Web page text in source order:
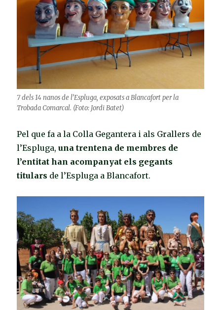
7 dels 14 nanos de l’Espluga, exposats a Blancafort per la
Trobada Comarcal. (Foto: Jordi Batet)
Pel que fa a la Colla Gegantera i als Grallers de
l’Espluga,una trentena de membres de
l’entitat han acompanyat els gegants
titulars de l’Espluga a Blancafort.